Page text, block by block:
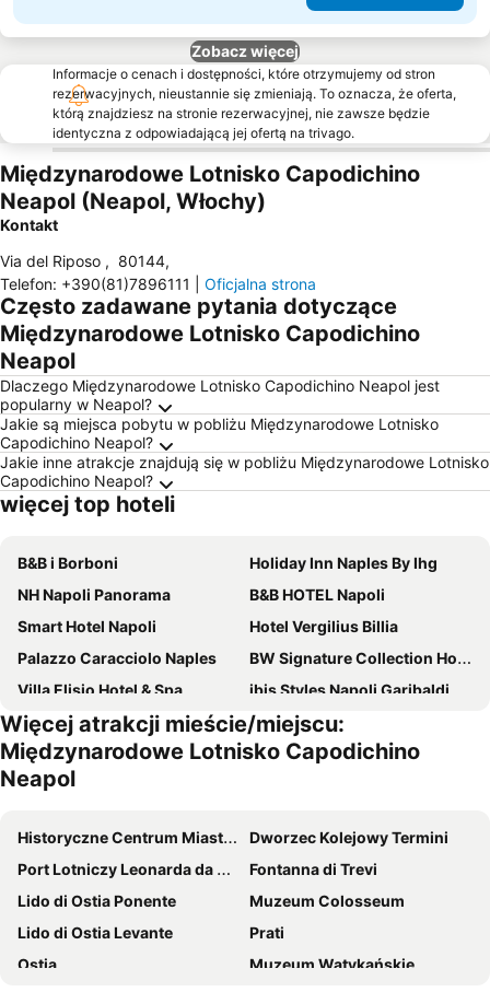
Zobacz więcej
Informacje o cenach i dostępności, które otrzymujemy od stron
rezerwacyjnych, nieustannie się zmieniają. To oznacza, że oferta,
którą znajdziesz na stronie rezerwacyjnej, nie zawsze będzie
identyczna z odpowiadającą jej ofertą na trivago.
Międzynarodowe Lotnisko Capodichino
Neapol (Neapol, Włochy)
Kontakt
Via del Riposo , 80144,
Telefon: +390(81)7896111 Oficjalna strona
Często zadawane pytania dotyczące
Międzynarodowe Lotnisko Capodichino
Neapol
Dlaczego Międzynarodowe Lotnisko Capodichino Neapol jest
popularny w Neapol?
Jakie są miejsca pobytu w pobliżu Międzynarodowe Lotnisko
Capodichino Neapol?
Jakie inne atrakcje znajdują się w pobliżu Międzynarodowe Lotnisko
Capodichino Neapol?
więcej top hoteli
B&B i Borboni
Holiday Inn Naples By Ihg
NH Napoli Panorama
B&B HOTEL Napoli
Smart Hotel Napoli
Hotel Vergilius Billia
Palazzo Caracciolo Naples
BW Signature Collection Hotel Paradiso
Villa Elisio Hotel & Spa
ibis Styles Napoli Garibaldi
Smart Station Hotel
Royal Art H Duomo - Napoli Centro, by ClaPa Group
Royal Continental
Grand Hotel Europa
Eurostars Hotel Excelsior
Hotel Palazzo Argenta
Federico Secondo Bed and Breakfast
Exe Majestic
Best Western Plus Hotel Plaza
American Hotel
Maison Palla e Partner's
Hotel Real Orto Botanico
Hotel Tiempo
Więcej atrakcji mieście/miejscu:
Międzynarodowe Lotnisko Capodichino
Neapol
Historyczne Centrum Miasta w Rzym
Dworzec Kolejowy Termini
Port Lotniczy Leonarda da Vinci Fiumicino Rzym
Fontanna di Trevi
Lido di Ostia Ponente
Muzeum Colosseum
Lido di Ostia Levante
Prati
Ostia
Muzeum Watykańskie